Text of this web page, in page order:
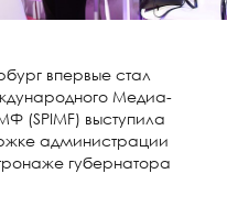
впервые стал
Медиа-
выступила
администрации
губернатора